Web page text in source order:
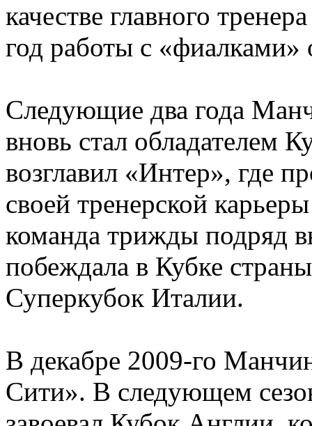
качестве главного
год работы с
Следующие два года
вновь стал обладателем
возглавил «Интер», где
своей тренерской
команда трижды подряд
побеждала в Кубке
Суперкубок Италии.
В декабре 2009-го
Сити». В следующем